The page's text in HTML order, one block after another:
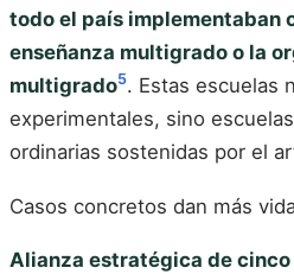
todo el país implementaban
enseñanza multigrado o la
multigrado5. Estas escuelas
experimentales, sino
ordinarias sostenidas por el
Casos concretos dan más
Alianza estratégica de